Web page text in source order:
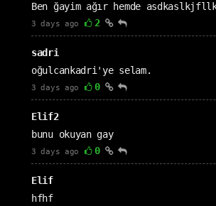
Ben ğayim ağır hemde
3 days ago 2
sadri
oğulcankadri'ye selam.
3 days ago 0
Elif2
bunu okuyan gay
3 days ago 0
Elif
hfhf